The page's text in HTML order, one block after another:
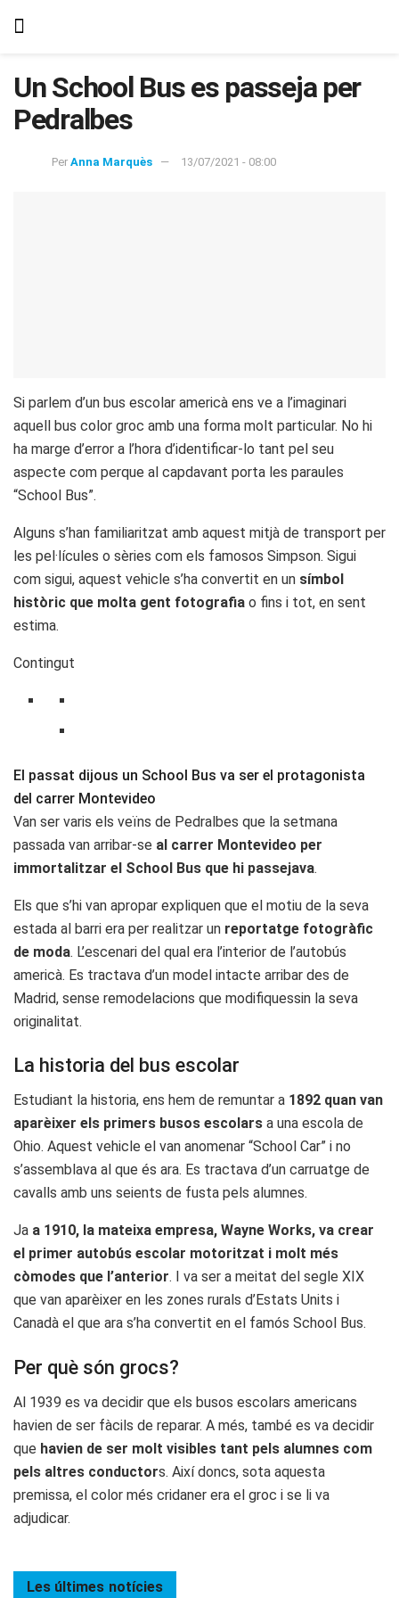
Un School Bus es passeja per
Pedralbes
Per Anna Marquès 13/07/2021 - 08:00
Si parlem d’un bus escolar americà ens ve a l’imaginari
aquell bus color groc amb una forma molt particular. No hi
ha marge d’error a l’hora d’identificar-lo tant pel seu
aspecte com perque al capdavant porta les paraules
“School Bus”.
Alguns s’han familiaritzat amb aquest mitjà de transport per
les pel·lícules o sèries com els famosos Simpson. Sigui
com sigui, aquest vehicle s’ha convertit en un símbol
històric que molta gent fotografia o fins i tot, en sent
estima.
Contingut
El passat dijous un School Bus va ser el protagonista
del carrer Montevideo
Van ser varis els veïns de Pedralbes que la setmana
passada van arribar-se al carrer Montevideo per
immortalitzar el School Bus que hi passejava.
Els que s’hi van apropar expliquen que el motiu de la seva
estada al barri era per realitzar un reportatge fotogràfic
de moda. L’escenari del qual era l’interior de l’autobús
americà. Es tractava d’un model intacte arribar des de
Madrid, sense remodelacions que modifiquessin la seva
originalitat.
La historia del bus escolar
Estudiant la historia, ens hem de remuntar a 1892 quan van
aparèixer els primers busos escolars a una escola de
Ohio. Aquest vehicle el van anomenar “School Car” i no
s’assemblava al que és ara. Es tractava d’un carruatge de
cavalls amb uns seients de fusta pels alumnes.
Ja a 1910, la mateixa empresa, Wayne Works, va crear
el primer autobús escolar motoritzat i molt més
còmodes que l’anterior. I va ser a meitat del segle XIX
que van aparèixer en les zones rurals d’Estats Units i
Canadà el que ara s’ha convertit en el famós School Bus.
Per què són grocs?
Al 1939 es va decidir que els busos escolars americans
havien de ser fàcils de reparar. A més, també es va decidir
que havien de ser molt visibles tant pels alumnes com
pels altres conductors. Així doncs, sota aquesta
premissa, el color més cridaner era el groc i se li va
adjudicar.
Les últimes notícies